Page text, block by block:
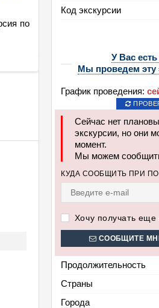
Код экскурсии
У Вас
Мы проведем эту
График проведения:
Сейчас нет
экскурсии, но они
момент.
Мы можем
КУДА СООБЩИТЬ ПРИ
Хочу получать
СООБЩИТЕ
Продолжительность
Страны
Города
по
Тур: Калининград +